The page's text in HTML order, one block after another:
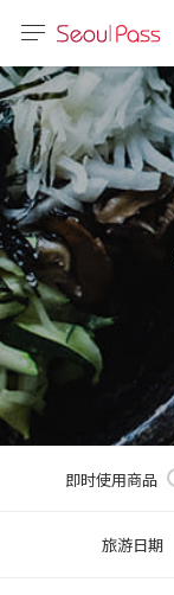
体)
文 (台灣)
即时使用商品
旅游日期